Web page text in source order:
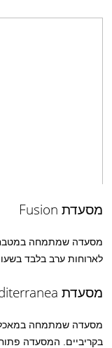
מסעדת Fusion
מסעדה שמתמחה במטבח
לארוחות ערב בלבד בשעות 18:30-
מסעדת Mediterranea
מסעדה שמתמחה
בקריביים. המסעדה פתוחה